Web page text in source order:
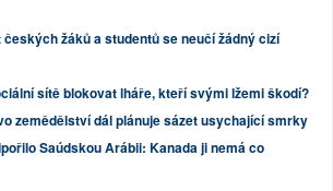
českých žáků a studentů se neučí žádný cizí
sítě blokovat lháře, kteří svými lžemi škodí?
zemědělství dál plánuje sázet usychající smrky
Saúdskou Arábii: Kanada ji nemá co